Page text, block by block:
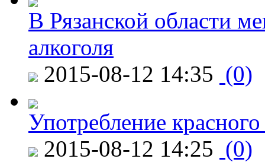
В Рязанской области
алкоголя
2015-08-12 14:35 (0)
Употребление
2015-08-12 14:25 (0)